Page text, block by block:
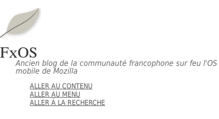
FxOS
Ancien blog de la communauté francophone sur feu l'OS
mobile de Mozilla
ALLER AU CONTENU
ALLER AU MENU
ALLER À LA RECHERCHE